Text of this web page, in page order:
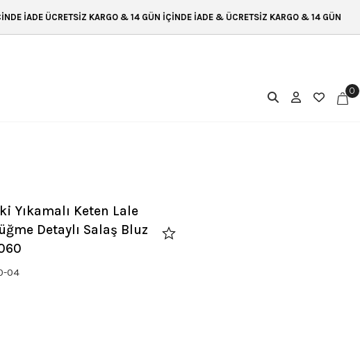
KARGO & 14 GÜN İÇİNDE İADE & ÜCRETSİZ KARGO & 14 GÜN İÇİNDE İADE
0
Yıkamalı Keten Lale
Detaylı Salaş Bluz
04